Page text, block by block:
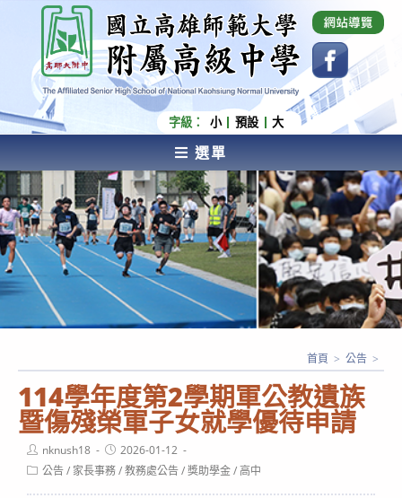
內
容
國立高雄師範大學附屬高級中學 Affiliated Senior
High School of National Kaohsiung Normal
University
字級： 小 預設 大
選單
AFFILIATED SENIOR HIGH SCHOOL OF NATIONAL
KAOHSIUNG NORMAL UNIVERSITY
114學年度第2學期軍公教遺族
暨傷殘榮軍子女就學優待申請
首頁 > 公告 >
Post
author:
nknush18
Post
published:
2026-01-12
Post公告/ 家長事務/教務處公告/獎助學金/高中